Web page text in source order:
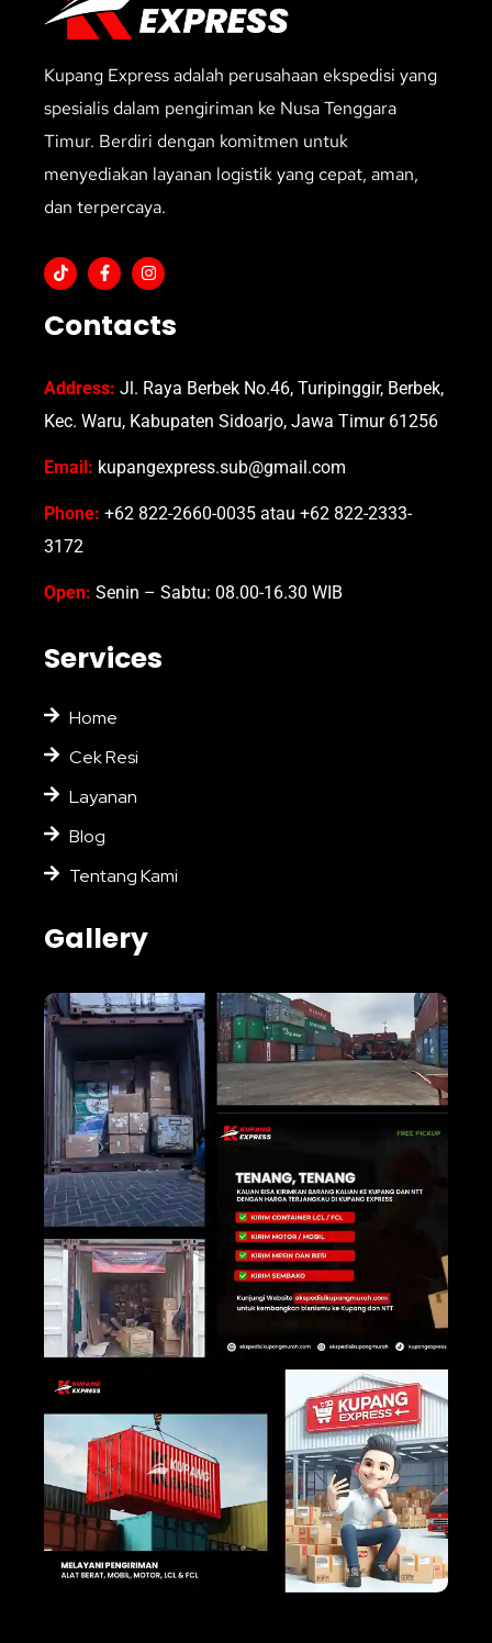
Kupang Express adalah perusahaan ekspedisi yang
spesialis dalam pengiriman ke Nusa Tenggara
Timur. Berdiri dengan komitmen untuk
menyediakan layanan logistik yang cepat, aman,
dan terpercaya.
Contacts
Address: Jl. Raya Berbek No.46, Turipinggir, Berbek,
Kec. Waru, Kabupaten Sidoarjo, Jawa Timur 61256
Email: kupangexpress.sub@gmail.com
Phone: +62 822-2660-0035 atau +62 822-2333-
3172
Open: Senin – Sabtu: 08.00-16.30 WIB
Services
Home
Cek Resi
Layanan
Blog
Tentang Kami
Gallery